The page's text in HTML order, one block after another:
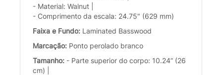
- Material: Walnut |
- Comprimento da escala: 24.75" (629 mm)
Faixa e Fundo: Laminated Basswood
Marcação: Ponto perolado branco
Tamanho: - Parte superior do corpo: 10.24” (26
cm) |